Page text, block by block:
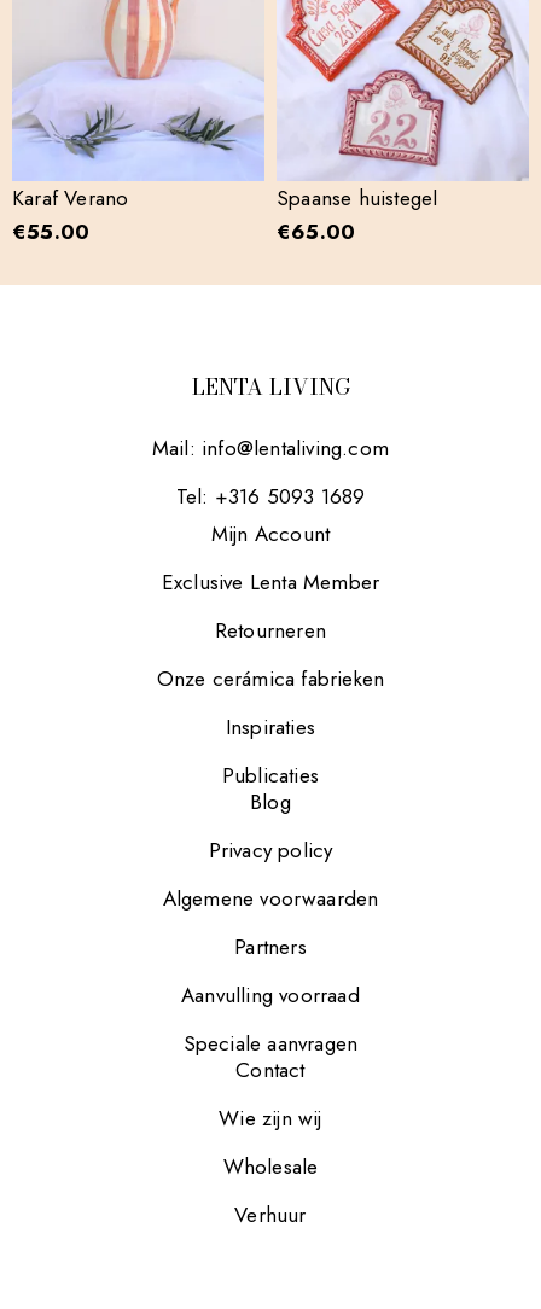
Karaf Verano
€55.00
Spaanse huistegel
€65.00
LENTA LIVING
Mail: info@lentaliving.com
Tel: +316 5093 1689
Mijn Account
Exclusive Lenta Member
Retourneren
Onze cerámica fabrieken
Inspiraties
Publicaties
Blog
Privacy policy
Algemene voorwaarden
Partners
Aanvulling voorraad
Speciale aanvragen
Contact
Wie zijn wij
Wholesale
Verhuur